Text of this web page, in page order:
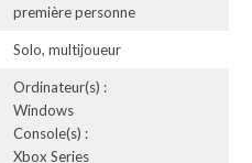
première personne
Solo, multijoueur
Ordinateur(s) :
Windows
Console(s) :
Xbox Series